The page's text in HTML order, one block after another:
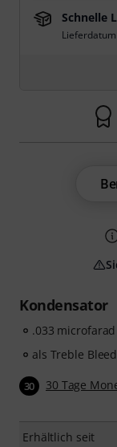
Kondensator
.033 microfarad
als Treble
30 30 Tage
Erhältlich seit
Schnelle